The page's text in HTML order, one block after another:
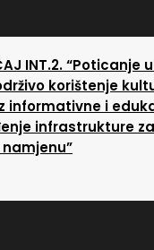
INT.2. “Poticanje
korištenje
informativne i
infrastrukture